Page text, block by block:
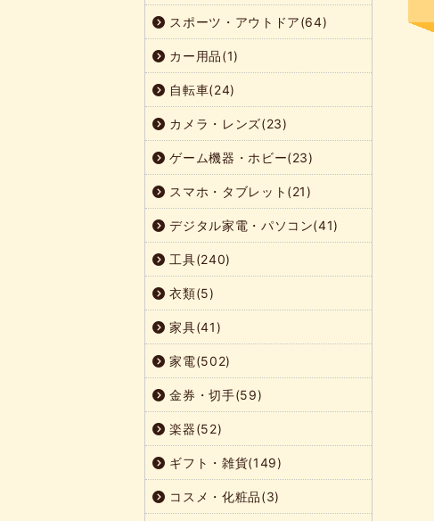
スポーツ・アウトドア(64)
カー用品(1)
自転車(24)
カメラ・レンズ(23)
ゲーム機器・ホビー(23)
スマホ・タブレット(21)
デジタル家電・パソコン(41)
工具(240)
衣類(5)
家具(41)
家電(502)
金券・切手(59)
楽器(52)
ギフト・雑貨(149)
コスメ・化粧品(3)